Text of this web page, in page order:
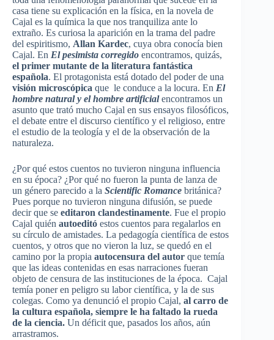
casa tiene su explicación en la física, en la novela de
Cajal es la química la que nos tranquiliza ante lo
extraño. Es curiosa la aparición en la trama del padre
del espiritismo, Allan Kardec, cuya obra conocía bien
Cajal. En El pesimista corregido encontramos, quizás,
el primer mutante de la literatura fantástica
española. El protagonista está dotado del poder de una
visión microscópica que le conduce a la locura. En El
hombre natural y el hombre artificial encontramos un
asunto que trató mucho Cajal en sus ensayos filosóficos,
el debate entre el discurso científico y el religioso, entre
el estudio de la teología y el de la observación de la
naturaleza.
¿Por qué estos cuentos no tuvieron ninguna influencia
en su época? ¿Por qué no fueron la punta de lanza de
un género parecido a la Scientific Romance británica?
Pues porque no tuvieron ninguna difusión, se puede
decir que se editaron clandestinamente. Fue el propio
Cajal quién autoeditó estos cuentos para regalarlos en
su círculo de amistades. La pedagogía científica de estos
cuentos, y otros que no vieron la luz, se quedó en el
camino por la propia autocensura del autor que temía
que las ideas contenidas en esas narraciones fueran
objeto de censura de las instituciones de la época. Cajal
temía poner en peligro su labor científica, y la de sus
colegas. Como ya denunció el propio Cajal, al carro de
la cultura española, siempre le ha faltado la rueda
de la ciencia. Un déficit que, pasados los años, aún
arrastramos.